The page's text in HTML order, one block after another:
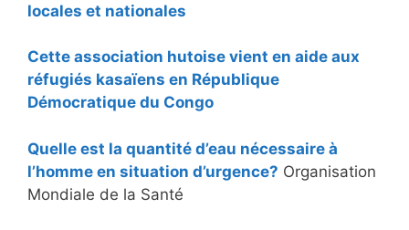
locales et nationales
Cette association hutoise vient en aide aux
réfugiés kasaïens en République
Démocratique du Congo
Quelle est la quantité d’eau nécessaire à
l’homme en situation d’urgence? Organisation
Mondiale de la Santé